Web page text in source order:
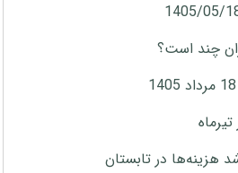
چند است؟
هزینه‌ها در تابستان